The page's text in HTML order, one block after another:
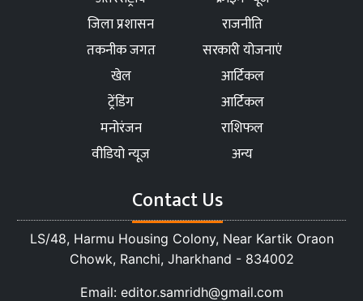
जिला प्रशासन
राजनीति
तकनीक जगत
सरकारी योजनाएं
खेल
आर्टिकल
ट्रेंडिंग
आर्टिकल
मनोरंजन
राशिफल
वीडियो न्यूज
अन्य
Contact Us
LS/48, Harmu Housing Colony, Near Kartik Oraon
Chowk, Ranchi, Jharkhand - 834002
Email: editor.samridh@gmail.com